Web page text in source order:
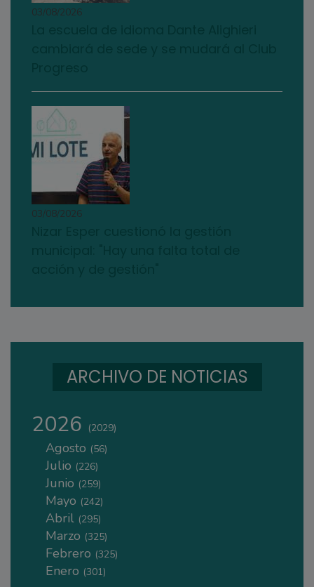
03/08/2026
03/08/2026
ARCHIVO DE NOTICIAS
2026 (2029)
Agosto (56)
Julio (226)
Junio (259)
Mayo (242)
Abril (295)
Marzo (325)
Febrero (325)
Enero (301)